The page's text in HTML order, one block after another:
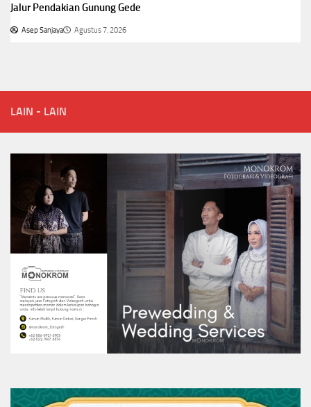
Jalur Pendakian Gunung Gede
Asep Sanjaya Agustus 7, 2026
LAIN - LAIN